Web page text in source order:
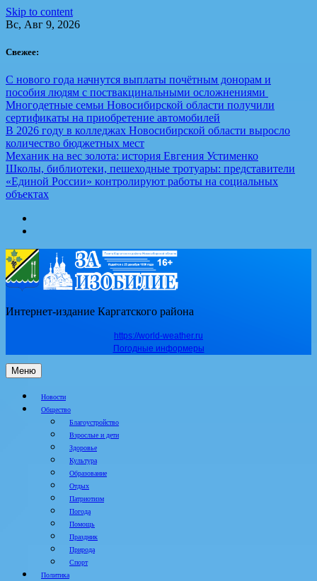
Skip to content
Вс, Авг 9, 2026
Свежее:
С нового года начнутся выплаты почётным донорам и
пособия людям с поствакцинальными осложнениями
Многодетные семьи Новосибирской области получили
сертификаты на приобретение автомобилей
В 2026 году в колледжах Новосибирской области выросло
количество бюджетных мест
Механик на вес золота: история Евгения Устименко
Школы, библиотеки, пешеходные тротуары: представители
«Единой России» контролируют работы на социальных
объектах
Интернет-издание Каргатского района
https://world-weather.ru
Погодные информеры
Меню
Новости
Общество
Благоустройство
Взрослые и дети
Здоровье
Культура
Образование
Отдых
Патриотизм
Погода
Помощь
Праздник
Природа
Спорт
Политика